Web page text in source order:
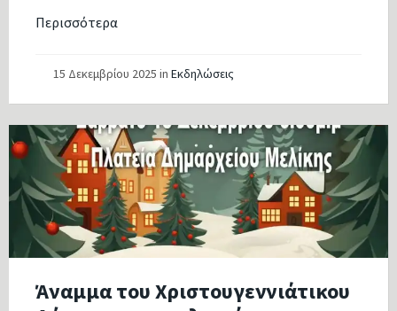
Περισσότερα
15 Δεκεμβρίου 2025 in Εκδηλώσεις
Άναμμα του Χριστουγεννιάτικου